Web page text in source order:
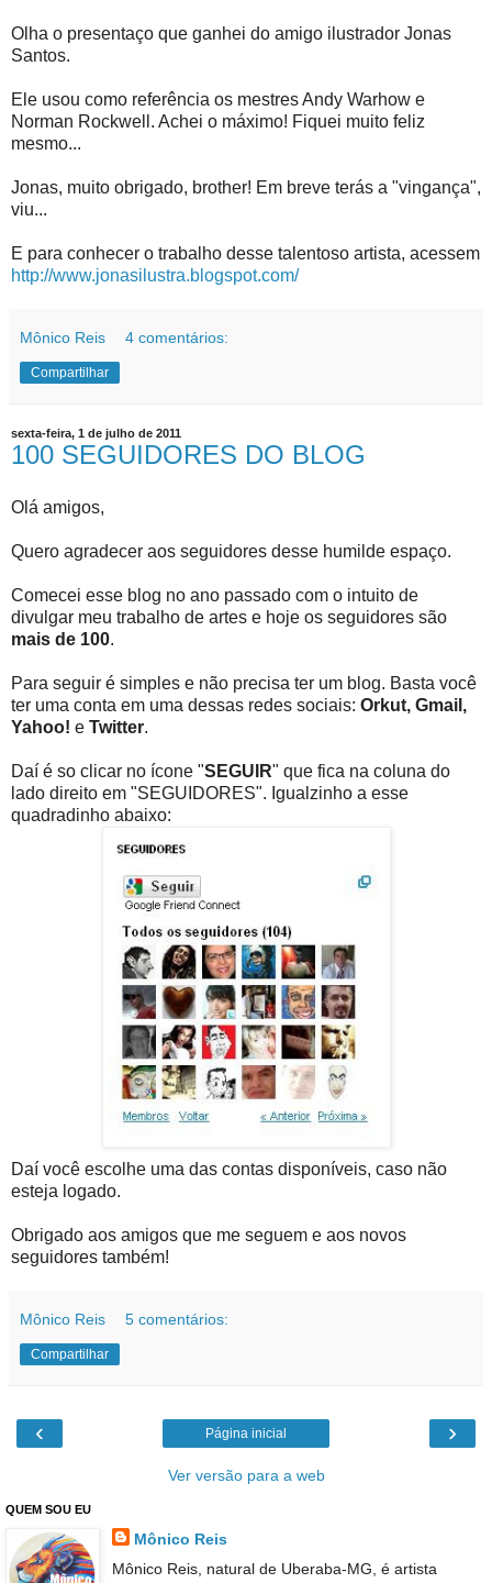
Olha o presentaço que ganhei do amigo ilustrador Jonas
Santos.
Ele usou como referência os mestres Andy Warhow e
Norman Rockwell. Achei o máximo! Fiquei muito feliz
mesmo...
Jonas, muito obrigado, brother! Em breve terás a "vingança",
viu...
E para conhecer o trabalho desse talentoso artista, acessem
http://www.jonasilustra.blogspot.com/
Mônico Reis 4 comentários:
Compartilhar
sexta-feira, 1 de julho de 2011
100 SEGUIDORES DO BLOG
Olá amigos,
Quero agradecer aos seguidores desse humilde espaço.
Comecei esse blog no ano passado com o intuito de
divulgar meu trabalho de artes e hoje os seguidores são
mais de 100.
Para seguir é simples e não precisa ter um blog. Basta você
ter uma conta em uma dessas redes sociais: Orkut, Gmail,
Yahoo! e Twitter.
Daí é so clicar no ícone "SEGUIR" que fica na coluna do
lado direito em "SEGUIDORES". Igualzinho a esse
quadradinho abaixo:
Daí você escolhe uma das contas disponíveis, caso não
esteja logado.
Obrigado aos amigos que me seguem e aos novos
seguidores também!
Mônico Reis 5 comentários:
Compartilhar
‹ ›
Página inicial
Ver versão para a web
QUEM SOU EU
Mônico Reis
Mônico Reis, natural de Uberaba-MG, é artista